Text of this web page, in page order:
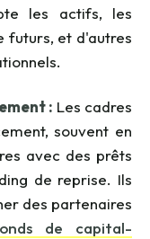
les actifs, les
futurs, et d'autres
: Les cadres
souvent en
avec des prêts
de reprise. Ils
des partenaires
de capital-